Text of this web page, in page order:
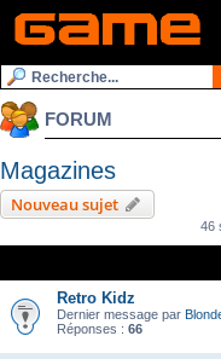
FORUM
Magazines
Nouveau sujet
46
Retro Kidz
Dernier message par
Réponses : 66